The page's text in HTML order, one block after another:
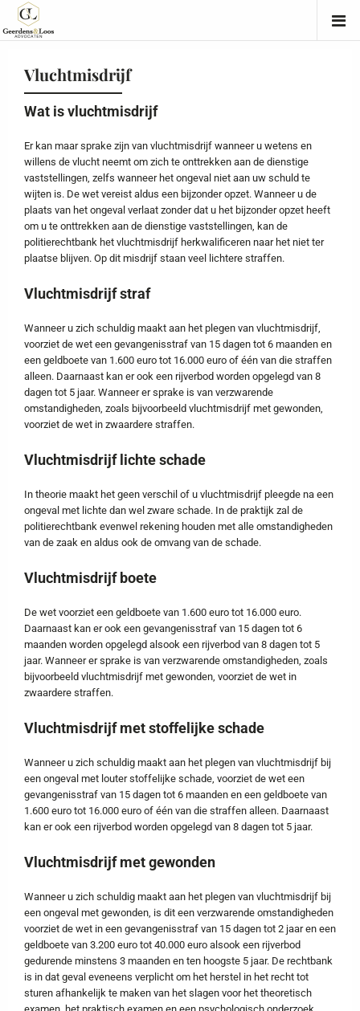
Vluchtmisdrijf
Wat is vluchtmisdrijf
Er kan maar sprake zijn van vluchtmisdrijf wanneer u wetens en
willens de vlucht neemt om zich te onttrekken aan de dienstige
vaststellingen, zelfs wanneer het ongeval niet aan uw schuld te
wijten is. De wet vereist aldus een bijzonder opzet. Wanneer u de
plaats van het ongeval verlaat zonder dat u het bijzonder opzet heeft
om u te onttrekken aan de dienstige vaststellingen, kan de
politierechtbank het vluchtmisdrijf herkwalificeren naar het niet ter
plaatse blijven. Op dit misdrijf staan veel lichtere straffen.
Vluchtmisdrijf straf
Wanneer u zich schuldig maakt aan het plegen van vluchtmisdrijf,
voorziet de wet een gevangenisstraf van 15 dagen tot 6 maanden en
een geldboete van 1.600 euro tot 16.000 euro of één van die straffen
alleen. Daarnaast kan er ook een rijverbod worden opgelegd van 8
dagen tot 5 jaar. Wanneer er sprake is van verzwarende
omstandigheden, zoals bijvoorbeeld vluchtmisdrijf met gewonden,
voorziet de wet in zwaardere straffen.
Vluchtmisdrijf lichte schade
In theorie maakt het geen verschil of u vluchtmisdrijf pleegde na een
ongeval met lichte dan wel zware schade. In de praktijk zal de
politierechtbank evenwel rekening houden met alle omstandigheden
van de zaak en aldus ook de omvang van de schade.
Vluchtmisdrijf boete
De wet voorziet een geldboete van 1.600 euro tot 16.000 euro.
Daarnaast kan er ook een gevangenisstraf van 15 dagen tot 6
maanden worden opgelegd alsook een rijverbod van 8 dagen tot 5
jaar. Wanneer er sprake is van verzwarende omstandigheden, zoals
bijvoorbeeld vluchtmisdrijf met gewonden, voorziet de wet in
zwaardere straffen.
Vluchtmisdrijf met stoffelijke schade
Wanneer u zich schuldig maakt aan het plegen van vluchtmisdrijf bij
een ongeval met louter stoffelijke schade, voorziet de wet een
gevangenisstraf van 15 dagen tot 6 maanden en een geldboete van
1.600 euro tot 16.000 euro of één van die straffen alleen. Daarnaast
kan er ook een rijverbod worden opgelegd van 8 dagen tot 5 jaar.
Vluchtmisdrijf met gewonden
Wanneer u zich schuldig maakt aan het plegen van vluchtmisdrijf bij
een ongeval met gewonden, is dit een verzwarende omstandigheden
voorziet de wet in een gevangenisstraf van 15 dagen tot 2 jaar en een
geldboete van 3.200 euro tot 40.000 euro alsook een rijverbod
gedurende minstens 3 maanden en ten hoogste 5 jaar. De rechtbank
is in dat geval eveneens verplicht om het herstel in het recht tot
sturen afhankelijk te maken van het slagen voor het theoretisch